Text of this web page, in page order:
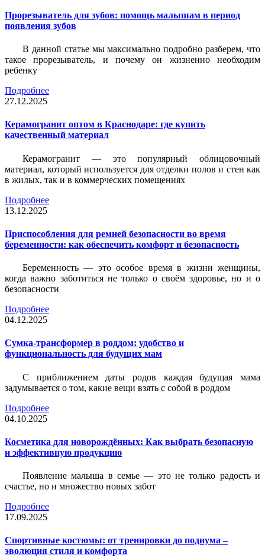
Прорезыватель для зубов: помощь малышам в период
появления зубов
В данной статье мы максимально подробно разберем, что
такое прорезыватель, и почему он жизненно необходим
ребенку
Подробнее
27.12.2025
Керамогранит оптом в Краснодаре: где купить
качественный материал
Керамогранит — это популярный облицовочный
материал, который используется для отделки полов и стен как
в жилых, так и в коммерческих помещениях
Подробнее
13.12.2025
Приспособления для ремней безопасности во время
беременности: как обеспечить комфорт и безопасность
Беременность — это особое время в жизни женщины,
когда важно заботиться не только о своём здоровье, но и о
безопасности
Подробнее
04.12.2025
Сумка-трансформер в роддом: удобство и
функциональность для будущих мам
С приближением даты родов каждая будущая мама
задумывается о том, какие вещи взять с собой в роддом
Подробнее
04.10.2025
Косметика для новорождённых: Как выбрать безопасную
и эффективную продукцию
Появление малыша в семье — это не только радость и
счастье, но и множество новых забот
Подробнее
17.09.2025
Спортивные костюмы: от тренировки до подиума –
эволюция стиля и комфорта